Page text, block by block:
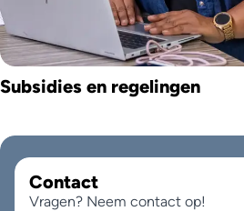
Subsidies en regelingen
Contact
Vragen? Neem contact op!